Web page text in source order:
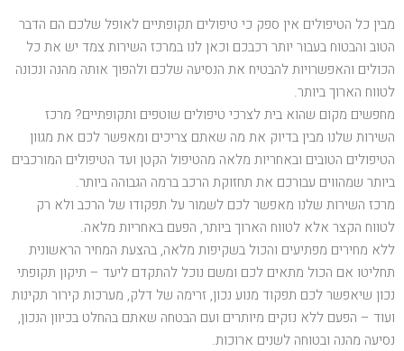
מבין כל הטיפולים אין ספק כי טיפולים תקופתיים לאופל שלכם הם הדבר
הטוב והבטוח בעבור יותר רכבכם וכאן לנו במרכז השירות צמד יש את כל
הכולים והאפשרויות להבטיח את הנסיעה שלכם ולהפוך אותה מהנה ונכונה
לטווח הארוך ביותר.
מחפשים מקום שהוא בית לצרכי טיפולים שוטפים ותקופתיים? מרכז
השירות שלנו מבין בדיוק את מה שאתם צריכים ומאפשר לכם את מגוון
הטיפולים הטובים ובאחריות מלאה מהטיפול הקטן ועד הטיפולים המורכבים
ביותר שמהווים עבורכם את תחזוקת הרכב ברמה הגבוהה ביותר.
מרכז השירות שלנו מאפשר לכם לשמור על תפקודו של הרכב ולא רק
לטווח הקצר אלא לטווח הארוך ביותר, הפעם באחריות מלאה.
ללא מחירים מפתיעים והכול בשקיפות מלאה, בהצעת המחיר הראשונית
תחליטו אם הכול מתאים לכם ומשם נוכל להתקדם ליעד – תיקון תקופתי
נכון שיאפשר לכם תפקוד מנוע נכון, זרימה של דלק, מערכות קירור תקינות
ועוד – הפעם ללא נזקים מיותרים ועם הבטחה שאתם בהחלט בכיוון הנכון,
נסיעה מהנה ובטוחה לשנים ארוכות.